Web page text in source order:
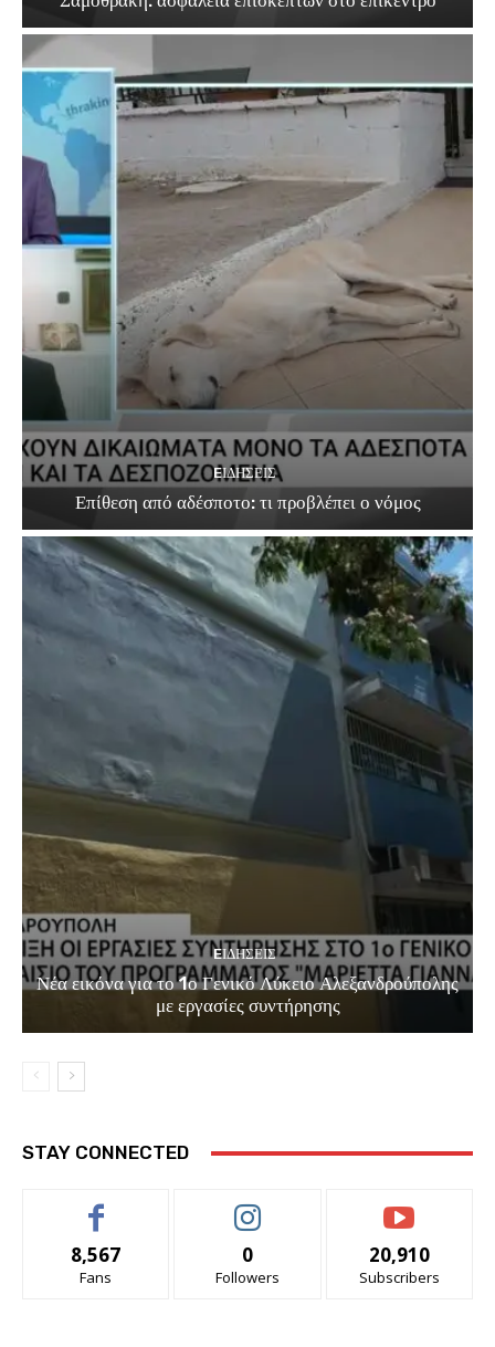
EΙΔΗΣΕΙΣ
Επίθεση από αδέσποτο: τι προβλέπει ο νόμος
EΙΔΗΣΕΙΣ
Νέα εικόνα για το 1ο Γενικό Λύκειο Αλεξανδρούπολης
με εργασίες συντήρησης
STAY CONNECTED
8,567
Fans
0
Followers
20,910
Subscribers